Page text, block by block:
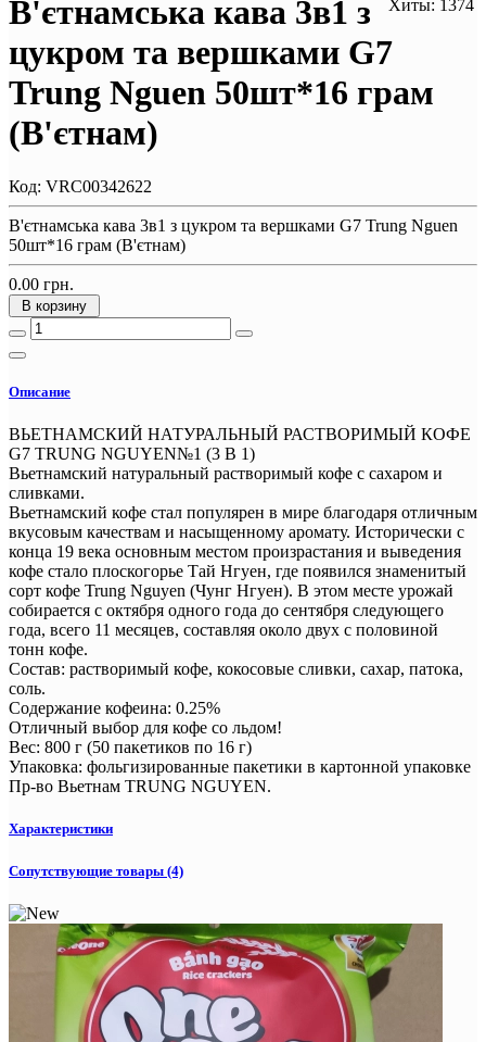
Хиты: 1374
В'єтнамська кава 3в1 з
цукром та вершками G7
Trung Nguen 50шт*16 грам
(В'єтнам)
Код: VRC00342622
В'єтнамська кава 3в1 з цукром та вершками G7 Trung Nguen
50шт*16 грам (В'єтнам)
0.00 грн.
В корзину
Описание
ВЬЕТНАМСКИЙ НАТУРАЛЬНЫЙ РАСТВОРИМЫЙ КОФЕ
G7 TRUNG NGUYEN№1 (3 В 1)
Вьетнамский натуральный растворимый кофе с сахаром и
сливками.
Вьетнамский кофе стал популярен в мире благодаря отличным
вкусовым качествам и насыщенному аромату. Исторически с
конца 19 века основным местом произрастания и выведения
кофе стало плоскогорье Тай Нгуен, где появился знаменитый
сорт кофе Trung Nguyen (Чунг Нгуен). В этом месте урожай
собирается с октября одного года до сентября следующего
года, всего 11 месяцев, составляя около двух с половиной
тонн кофе.
Состав: растворимый кофе, кокосовые сливки, сахар, патока,
соль.
Содержание кофеина: 0.25%
Отличный выбор для кофе со льдом!
Вес: 800 г (50 пакетиков по 16 г)
Упаковка: фольгизированные пакетики в картонной упаковке
Пр-во Вьетнам TRUNG NGUYEN.
Характеристики
Сопутствующие товары (4)